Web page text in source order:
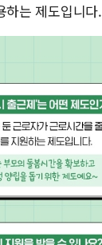
하는 제도입니다.